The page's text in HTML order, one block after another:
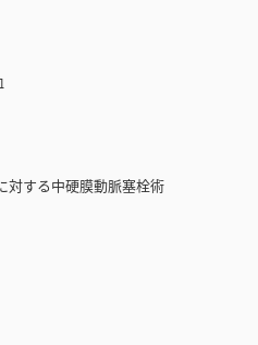
する中硬膜動脈塞栓術